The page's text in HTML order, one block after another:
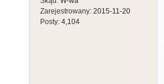
Zarejestrowany: 2015-11-20
Posty: 4,104